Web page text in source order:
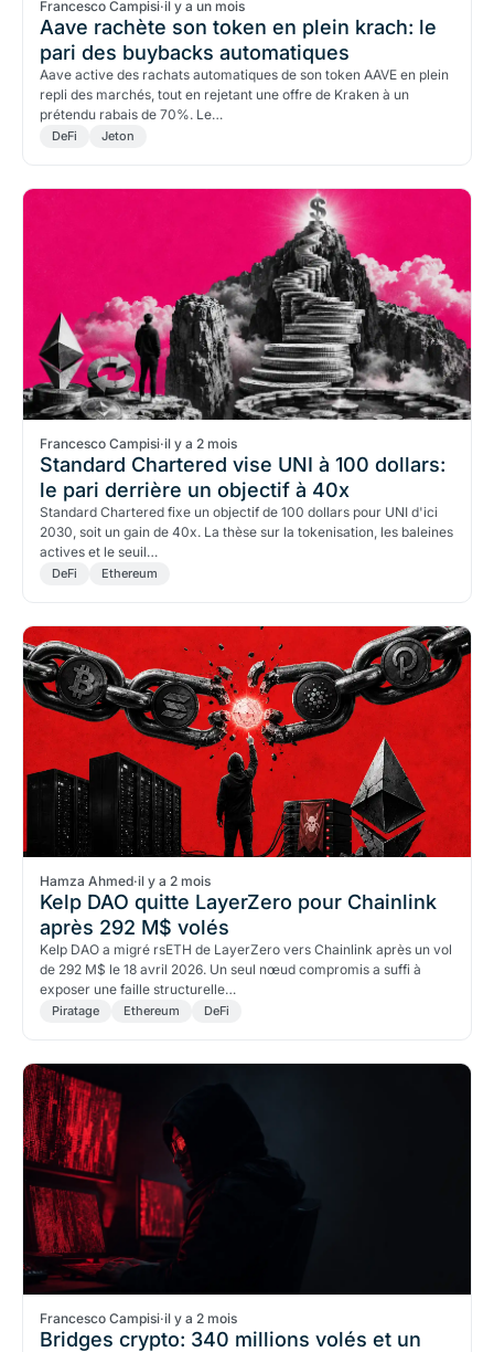
Francesco Campisi·il y a un mois
Aave rachète son token en plein krach: le
pari des buybacks automatiques
Aave active des rachats automatiques de son token AAVE en plein
repli des marchés, tout en rejetant une offre de Kraken à un
prétendu rabais de 70%. Le…
DeFi Jeton
Francesco Campisi·il y a 2 mois
Standard Chartered vise UNI à 100 dollars:
le pari derrière un objectif à 40x
Standard Chartered fixe un objectif de 100 dollars pour UNI d'ici
2030, soit un gain de 40x. La thèse sur la tokenisation, les baleines
actives et le seuil…
DeFi Ethereum
Hamza Ahmed·il y a 2 mois
Kelp DAO quitte LayerZero pour Chainlink
après 292 M$ volés
Kelp DAO a migré rsETH de LayerZero vers Chainlink après un vol
de 292 M$ le 18 avril 2026. Un seul nœud compromis a suffi à
exposer une faille structurelle…
Piratage Ethereum DeFi
Francesco Campisi·il y a 2 mois
Bridges crypto: 340 millions volés et un